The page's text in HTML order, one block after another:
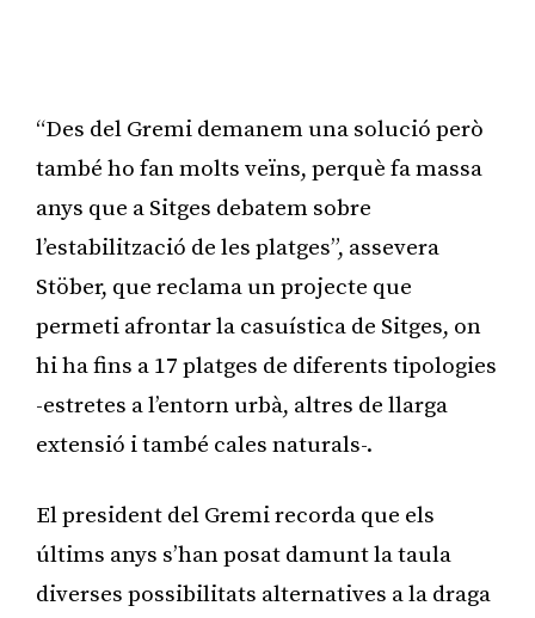
“Des del Gremi demanem una solució però
també ho fan molts veïns, perquè fa massa
anys que a Sitges debatem sobre
l’estabilització de les platges”, assevera
Stöber, que reclama un projecte que
permeti afrontar la casuística de Sitges, on
hi ha fins a 17 platges de diferents tipologies
-estretes a l’entorn urbà, altres de llarga
extensió i també cales naturals-.
El president del Gremi recorda que els
últims anys s’han posat damunt la taula
diverses possibilitats alternatives a la draga